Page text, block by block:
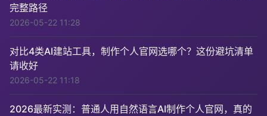
完整路径
2026-05-22 11:28
对比4类AI建站工具，制作个人官网选哪个？这份避坑清单
请收好
2026-05-22 11:18
2026最新实测：普通人用自然语言AI制作个人官网，真的